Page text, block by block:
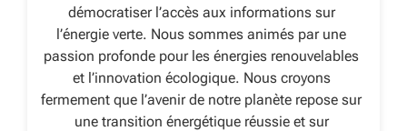
démocratiser l’accès aux informations sur
l’énergie verte. Nous sommes animés par une
passion profonde pour les énergies renouvelables
et l’innovation écologique. Nous croyons
fermement que l’avenir de notre planète repose sur
une transition énergétique réussie et sur